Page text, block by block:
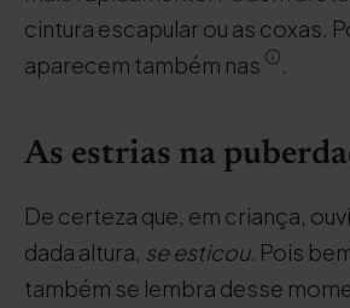
cintura escapular ou as coxas.
aparecem também nas
.
As estrias na
De certeza que, em criança,
dada altura, se esticou. Pois
também se lembra desse